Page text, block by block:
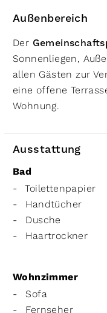
Außenbereich
Der
Sonnenliegen,
allen Gästen zur
eine offene
Wohnung.
Ausstattung
Bad
Toilettenpapier
Handtücher
Dusche
Haartrockner
Wohnzimmer
Sofa
Fernseher